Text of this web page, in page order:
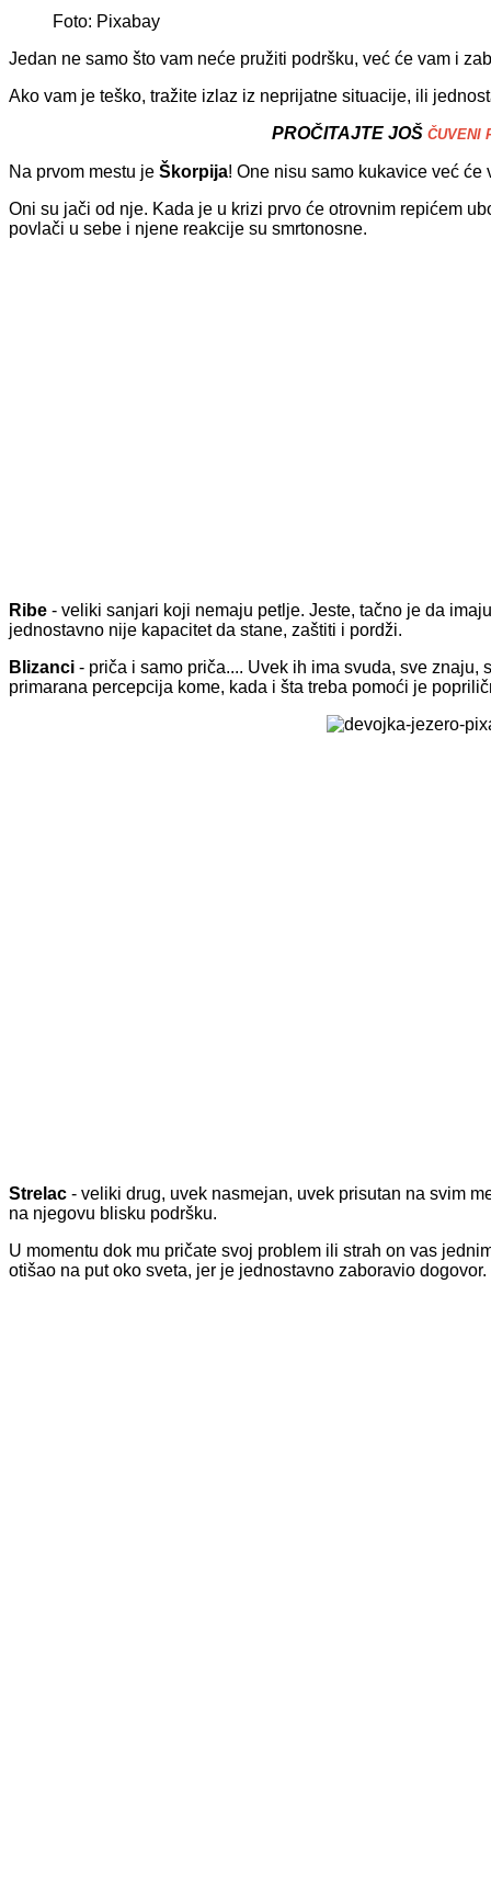
Foto: Pixabay
Jedan ne samo što vam neće pružiti podršku, već će vam i
Ako vam je teško, tražite izlaz iz neprijatne situacije, ili
PROČITAJTE JOŠ ČUVENI
Na prvom mestu je Škorpija! One nisu samo kukavice već
Oni su jači od nje. Kada je u krizi prvo će otrovnim repićem
povlači u sebe i njene reakcije su smrtonosne.
Ribe - veliki sanjari koji nemaju petlje. Jeste, tačno je da
jednostavno nije kapacitet da stane, zaštiti i pordži.
Blizanci - priča i samo priča.... Uvek ih ima svuda, sve
primarana percepcija kome, kada i šta treba pomoći je
Strelac - veliki drug, uvek nasmejan, uvek prisutan na svim
na njegovu blisku podršku.
U momentu dok mu pričate svoj problem ili strah on vas
otišao na put oko sveta, jer je jednostavno zaboravio dogovor.